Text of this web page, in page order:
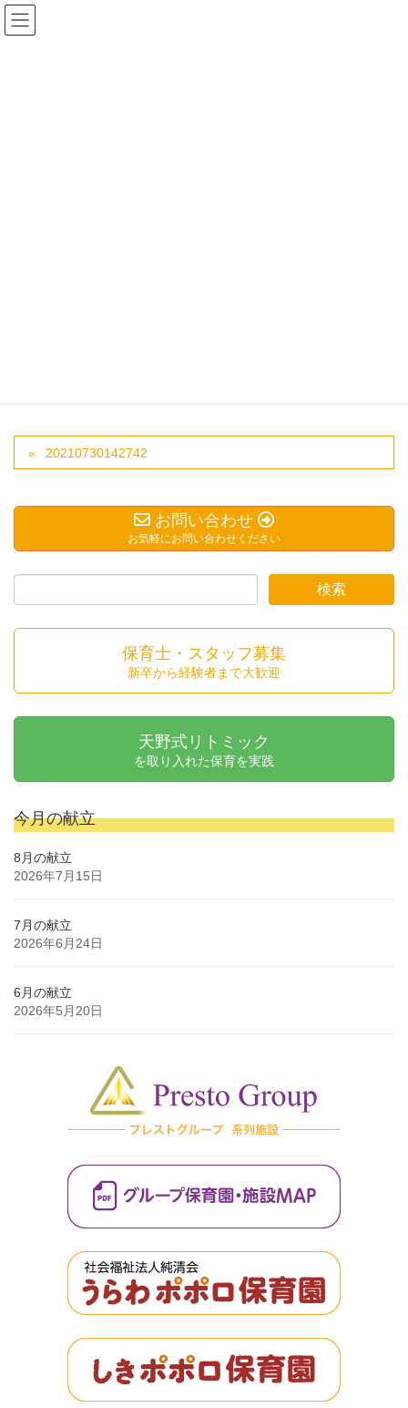
20210730142742
お問い合わせ
お気軽にお問い合わせください
保育士・スタッフ募集
新卒から経験者まで大歓迎
天野式リトミック
を取り入れた保育を実践
今月の献立
8月の献立
2026年7月15日
7月の献立
2026年6月24日
6月の献立
2026年5月20日